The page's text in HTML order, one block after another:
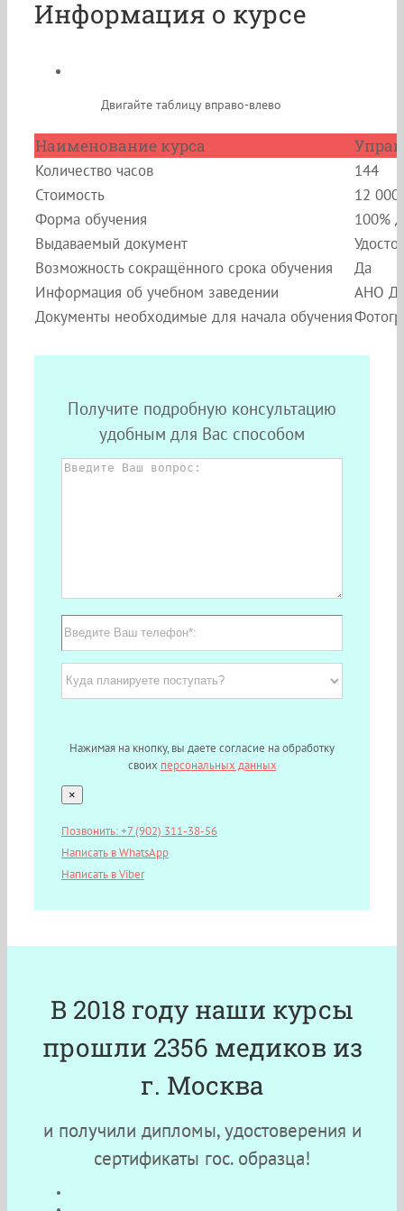
Информация о курсе
Двигайте таблицу вправо-влево
Наименование курса
Количество часов
144
Стоимость
12 000
Форма обучения
100%
Выдаваемый документ
Возможность сокращённого срока обучения
Да
Информация об учебном заведении
АНО
Документы необходимые для начала обучения
Получите подробную консультацию
удобным для Вас способом
Нажимая на кнопку, вы даете согласие на обработку
своих персональных данных
×
Позвонить: +7 (902) 311-38-56
Написать в WhatsApp
Написать в Viber
В 2018 году наши курсы
прошли 2356 медиков из
г. Москва
и получили дипломы, удостоверения и
сертификаты гос. образца!